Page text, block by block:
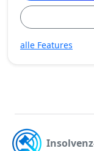
alle Features